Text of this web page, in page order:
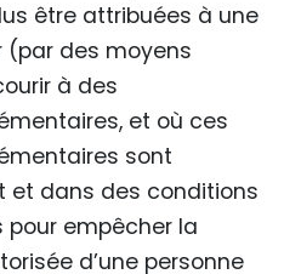
être attribuées à une
(par des moyens
à des
et où ces
sont
et dans des conditions
empêcher la
d’une personne